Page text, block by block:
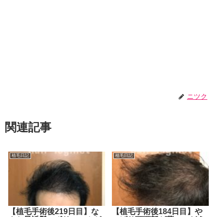
ニツク
関連記事
植毛日記
【植毛手術後219日目】な
植毛日記
【植毛手術後184日目】や